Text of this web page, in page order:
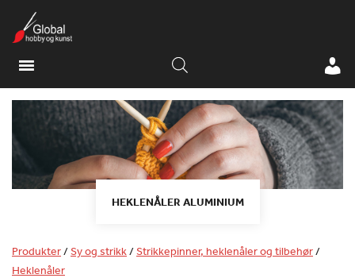
HEKLENÅLER ALUMINIUM
Produkter/Sy og strikk/Strikkepinner, heklenåler og tilbehør/
Heklenåler